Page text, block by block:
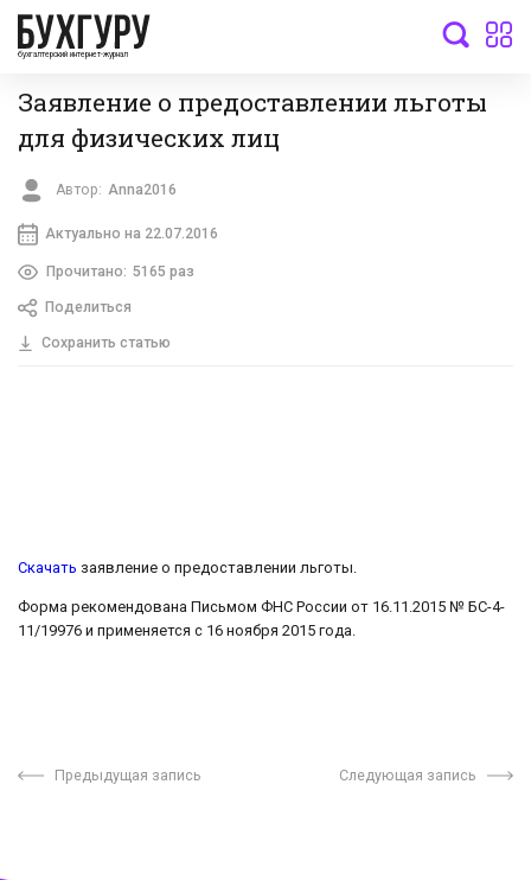
бухгалтерский интернет-журнал
Заявление о предоставлении льготы
для физических лиц
Автор: Anna2016
Актуально на 22.07.2016
Прочитано: 5165 раз
Поделиться
Сохранить статью
Скачать заявление о предоставлении льготы.
Форма рекомендована Письмом ФНС России от 16.11.2015 № БС-4-
11/19976 и применяется с 16 ноября 2015 года.
Предыдущая запись Следующая запись